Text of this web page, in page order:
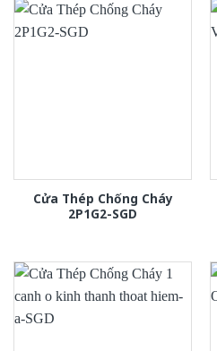
Cửa Thép Chống Cháy
2P1G2-SGD